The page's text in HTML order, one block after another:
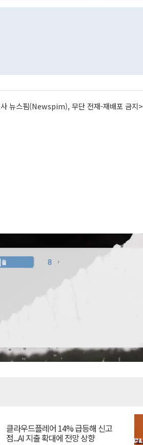
뉴스핌(Newspim), 무단 전재-재배포 금지>
클라우드플레어 14% 급등해 신고
점...AI 지출 확대에 전망 상향